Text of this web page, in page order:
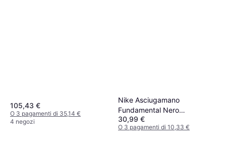
105,43 €
O 3 pagamenti di 35,14 €
4 negozi
Nike Asciugamano
Fundamental Nero
Asciugamano Nero
30,99 €
O 3 pagamenti di 10,33 €